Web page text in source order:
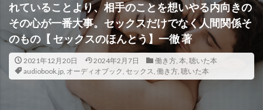
れていることより、相手のことを想いやる内向きの
その心が一番大事。セックスだけでなく人間関係そ
のもの【 セックスのほんとう】一徹 著
2021年12月20日 2024年2月7日 働き方, 本, 聴いた本
audiobook.jp, オーディオブック, セックス, 働き方, 聴いた本